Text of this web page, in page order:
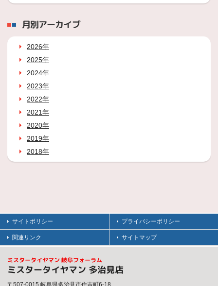
月別アーカイブ
2026年
2025年
2024年
2023年
2022年
2021年
2020年
2019年
2018年
サイトポリシー プライバシーポリシー
関連リンク サイトマップ
ミスタータイヤマン 岐阜フォーラム
ミスタータイヤマン 多治見店
〒507-0015 岐阜県多治見市住吉町6-18